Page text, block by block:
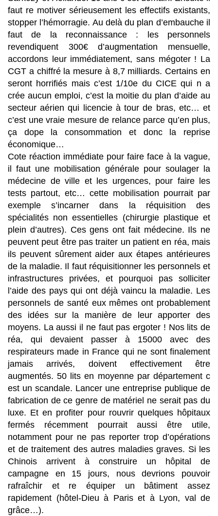
faut re motiver sérieusement les effectifs existants,
stopper l’hémorragie. Au delà du plan d’embauche il
faut de la reconnaissance : les personnels
revendiquent 300€ d’augmentation mensuelle,
accordons leur immédiatement, sans mégoter ! La
CGT a chiffré la mesure à 8,7 milliards. Certains en
seront horrifiés mais c’est 1/10e du CICE qui n a
crée aucun emploi, c’est la moitie du plan d’aide au
secteur aérien qui licencie à tour de bras, etc… et
c’est une vraie mesure de relance parce qu’en plus,
ça dope la consommation et donc la reprise
économique…
Cote réaction immédiate pour faire face à la vague,
il faut une mobilisation générale pour soulager la
médecine de ville et les urgences, pour faire les
tests partout, etc… cette mobilisation pourrait par
exemple s’incarner dans la réquisition des
spécialités non essentielles (chirurgie plastique et
plein d’autres). Ces gens ont fait médecine. Ils ne
peuvent peut être pas traiter un patient en réa, mais
ils peuvent sûrement aider aux étapes antérieures
de la maladie. Il faut réquisitionner les personnels et
infrastructures privées, et pourquoi pas solliciter
l’aide des pays qui ont déjà vaincu la maladie. Les
personnels de santé eux mêmes ont probablement
des idées sur la manière de leur apporter des
moyens. La aussi il ne faut pas ergoter ! Nos lits de
réa, qui devaient passer à 15000 avec des
respirateurs made in France qui ne sont finalement
jamais arrivés, doivent effectivement être
augmentés. 50 lits en moyenne par département c
est un scandale. Lancer une entreprise publique de
fabrication de ce genre de matériel ne serait pas du
luxe. Et en profiter pour rouvrir quelques hôpitaux
fermés récemment pourrait aussi être utile,
notamment pour ne pas reporter trop d’opérations
et de traitement des autres maladies graves. Si les
Chinois arrivent à construire un hôpital de
campagne en 15 jours, nous devrions pouvoir
rafraîchir et re équiper un bâtiment assez
rapidement (hôtel-Dieu à Paris et à Lyon, val de
grâce…).